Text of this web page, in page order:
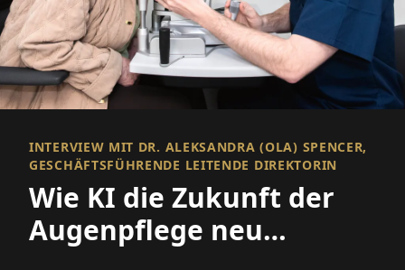
INTERVIEW MIT DR. ALEKSANDRA (OLA) SPENCER,
GESCHÄFTSFÜHRENDE LEITENDE DIREKTORIN
Wie KI die Zukunft der
Augenpflege neu